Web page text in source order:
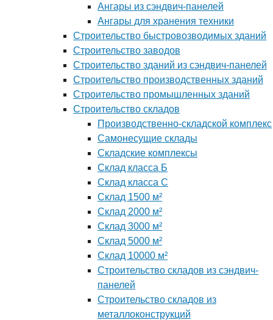
Ангары из сэндвич-панелей
Ангары для хранения техники
Строительство быстровозводимых зданий
Строительство заводов
Строительство зданий из сэндвич-панелей
Строительство производственных зданий
Строительство промышленных зданий
Строительство складов
Производственно-складской комплекс
Самонесущие склады
Складские комплексы
Склад класса Б
Склад класса С
Склад 1500 м²
Склад 2000 м²
Склад 3000 м²
Склад 5000 м²
Склад 10000 м²
Строительство складов из сэндвич-
панелей
Строительство складов из
металлоконструкций